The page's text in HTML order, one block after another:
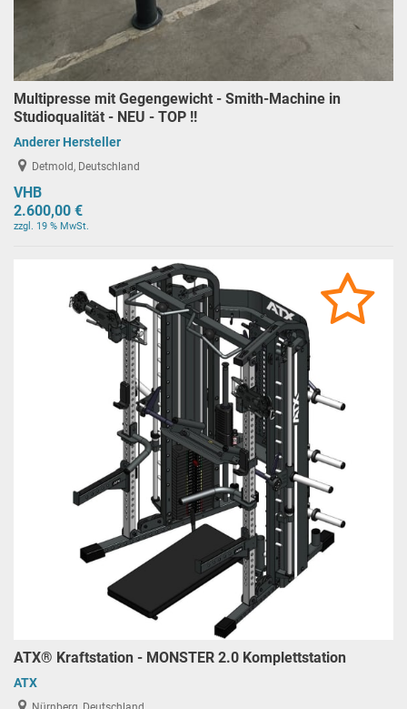
Multipresse mit Gegengewicht - Smith-Machine in
Studioqualität - NEU - TOP !!
Anderer Hersteller
Detmold, Deutschland
VHB
2.600,00 €
zzgl. 19 % MwSt.
ATX® Kraftstation - MONSTER 2.0 Komplettstation
ATX